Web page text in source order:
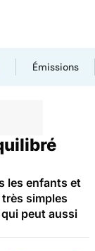
Émissions
les enfants et
simples
peut aussi